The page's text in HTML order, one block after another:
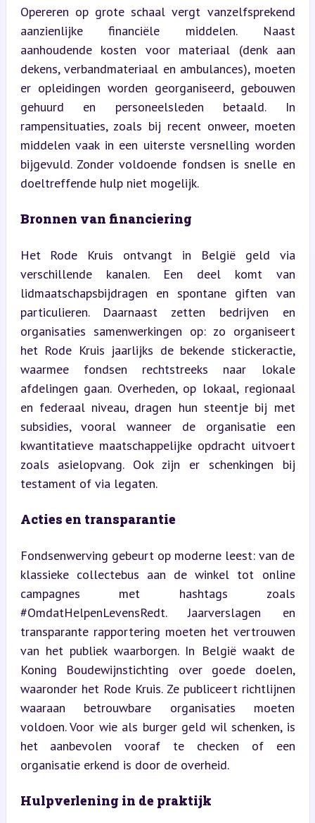
Opereren op grote schaal vergt vanzelfsprekend
aanzienlijke financiële middelen. Naast
aanhoudende kosten voor materiaal (denk aan
dekens, verbandmateriaal en ambulances), moeten
er opleidingen worden georganiseerd, gebouwen
gehuurd en personeelsleden betaald. In
rampensituaties, zoals bij recent onweer, moeten
middelen vaak in een uiterste versnelling worden
bijgevuld. Zonder voldoende fondsen is snelle en
doeltreffende hulp niet mogelijk.
Bronnen van financiering
Het Rode Kruis ontvangt in België geld via
verschillende kanalen. Een deel komt van
lidmaatschapsbijdragen en spontane giften van
particulieren. Daarnaast zetten bedrijven en
organisaties samenwerkingen op: zo organiseert
het Rode Kruis jaarlijks de bekende stickeractie,
waarmee fondsen rechtstreeks naar lokale
afdelingen gaan. Overheden, op lokaal, regionaal
en federaal niveau, dragen hun steentje bij met
subsidies, vooral wanneer de organisatie een
kwantitatieve maatschappelijke opdracht uitvoert
zoals asielopvang. Ook zijn er schenkingen bij
testament of via legaten.
Acties en transparantie
Fondsenwerving gebeurt op moderne leest: van de
klassieke collectebus aan de winkel tot online
campagnes met hashtags zoals
#OmdatHelpenLevensRedt. Jaarverslagen en
transparante rapportering moeten het vertrouwen
van het publiek waarborgen. In België waakt de
Koning Boudewijnstichting over goede doelen,
waaronder het Rode Kruis. Ze publiceert richtlijnen
waaraan betrouwbare organisaties moeten
voldoen. Voor wie als burger geld wil schenken, is
het aanbevolen vooraf te checken of een
organisatie erkend is door de overheid.
Hulpverlening in de praktijk